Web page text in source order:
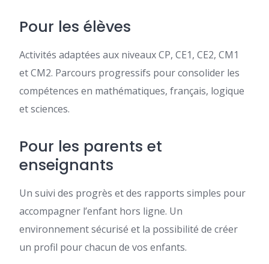
Pour les élèves
Activités adaptées aux niveaux CP, CE1, CE2, CM1
et CM2. Parcours progressifs pour consolider les
compétences en mathématiques, français, logique
et sciences.
Pour les parents et
enseignants
Un suivi des progrès et des rapports simples pour
accompagner l’enfant hors ligne. Un
environnement sécurisé et la possibilité de créer
un profil pour chacun de vos enfants.